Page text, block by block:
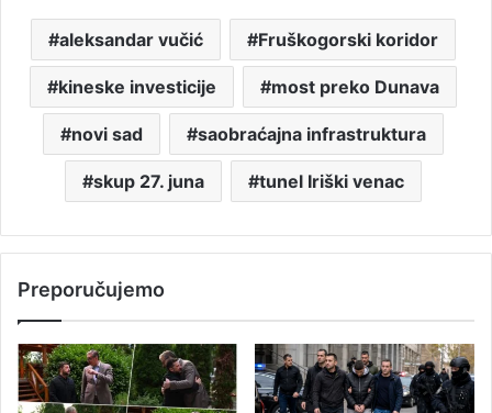
aleksandar vučić Fruškogorski koridor
kineske investicije most preko Dunava
novi sad saobraćajna infrastruktura
skup 27. juna tunel Iriški venac
Preporučujemo